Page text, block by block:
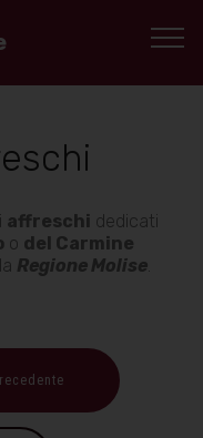
affreschi dedicati
o del Carmine
Regione Molise.